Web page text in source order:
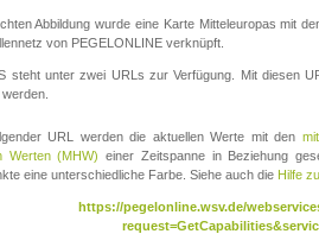
Abbildung wurde eine Karte Mitteleuropas mit
von PEGELONLINE verknüpft.
steht unter zwei URLs zur Verfügung. Mit diesen
URL werden die aktuellen Werte mit den
Werten (MHW) einer Zeitspanne in Beziehung
eine unterschiedliche Farbe. Siehe auch die Hilfe
https://pegelonline.wsv.de/